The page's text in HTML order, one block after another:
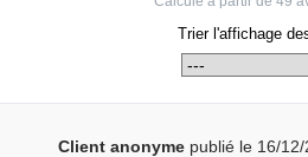
Trier l'affichage
Client anonyme publié le 16/12/